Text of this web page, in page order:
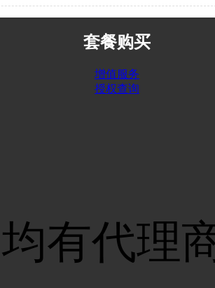
套餐购买
增值服务
授权查询
有代理